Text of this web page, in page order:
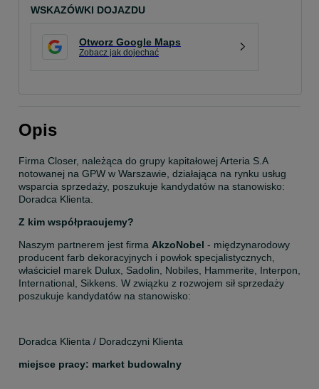
WSKAZÓWKI DOJAZDU
Otworz Google Maps
Zobacz jak dojechać
Opis
Firma Closer, należąca do grupy kapitałowej Arteria S.A
notowanej na GPW w Warszawie, działająca na rynku usług
wsparcia sprzedaży, poszukuje kandydatów na stanowisko:
Doradca Klienta.
Z kim współpracujemy?
Naszym partnerem jest firma AkzoNobel - międzynarodowy
producent farb dekoracyjnych i powłok specjalistycznych,
właściciel marek Dulux, Sadolin, Nobiles, Hammerite, Interpon,
International, Sikkens. W związku z rozwojem sił sprzedaży
poszukuje kandydatów na stanowisko:
Doradca Klienta / Doradczyni Klienta
miejsce pracy: market budowalny